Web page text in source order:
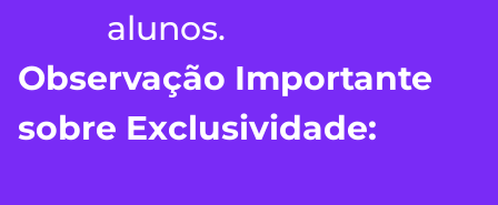
alunos.
Observação Importante
sobre Exclusividade: